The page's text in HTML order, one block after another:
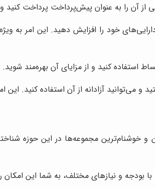
را به عنوان پیش‌پرداخت پرداخت کنید و
خود را افزایش دهید. این امر به
استفاده کنید و از مزایای آن بهره‌مند شوید.
می‌توانید آزادانه از آن استفاده کنید.
و خوشنام‌ترین مجموعه‌ها در این حوزه
بودجه و نیازهای مختلف، به شما این امکان